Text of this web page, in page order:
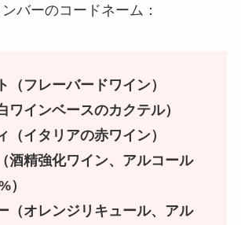
バーのコードネーム：
（フレーバードワイン）
ワインベースのカクテル）
（イタリアの赤ワイン）
酒精強化ワイン、アルコール
）
（オレンジリキュール、アル